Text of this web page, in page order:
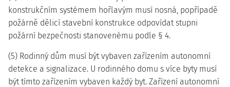
konstrukčním systémem hořlavým musí nosná, popřípadě
požárně dělicí stavební konstrukce odpovídat stupni
požární bezpečnosti stanovenému podle § 4.
(5) Rodinný dům musí být vybaven zařízením autonomní
detekce a signalizace. U rodinného domu s více byty musí
být tímto zařízením vybaven každý byt. Zařízení autonomní